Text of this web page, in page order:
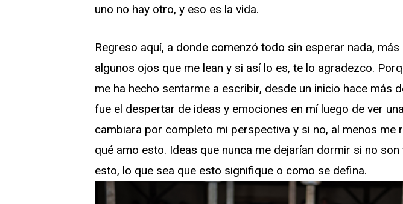
uno no hay otro, y eso es la vida.
Regreso aquí, a donde comenzó todo sin esperar nada, más
algunos ojos que me lean y si así lo es, te lo agradezco.
me ha hecho sentarme a escribir, desde un inicio hace más
fue el despertar de ideas y emociones en mí luego de ver
cambiara por completo mi perspectiva y si no, al menos me
qué amo esto. Ideas que nunca me dejarían dormir si no
esto, lo que sea que esto signifique o como se defina.